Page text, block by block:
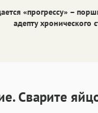
«прогрессу» –
адепту хронического
Сварите